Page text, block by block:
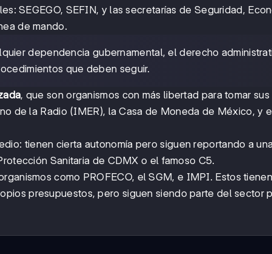
SEGEGO, SEFIN, y las secretarías de Seguridad,
de mando.
dependencia gubernamental, el derecho
que deben seguir.
, que son organismos con más libertad para tomar
de la Radio (IMER), la Casa de Moneda de México, y
tienen cierta autonomía pero siguen reportando a
Sanitaria de CDMX o el famoso C5.
como PROFECO, el SGM, e IMPI. Estos
presupuestos, pero siguen siendo parte del sector